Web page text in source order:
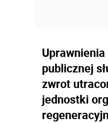
publicznej
zwrot
jednostki